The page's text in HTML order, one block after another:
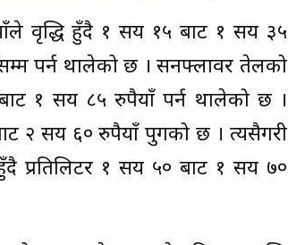
वृद्धि हुँदै १ सय १५ बाट १ सय ३५
पर्न थालेको छ । सनफ्लावर तेलको
१ सय ८५ रुपैयाँ पर्न थालेको छ ।
२ सय ६० रुपैयाँ पुगको छ । त्यसैगरी
प्रतिलिटर १ सय ५० बाट १ सय ७०